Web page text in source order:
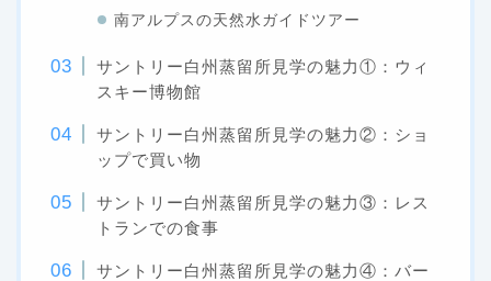
南アルプスの天然水ガイドツアー
サントリー白州蒸留所見学の魅力①：ウィ
スキー博物館
サントリー白州蒸留所見学の魅力②：ショ
ップで買い物
サントリー白州蒸留所見学の魅力③：レス
トランでの食事
サントリー白州蒸留所見学の魅力④：バー